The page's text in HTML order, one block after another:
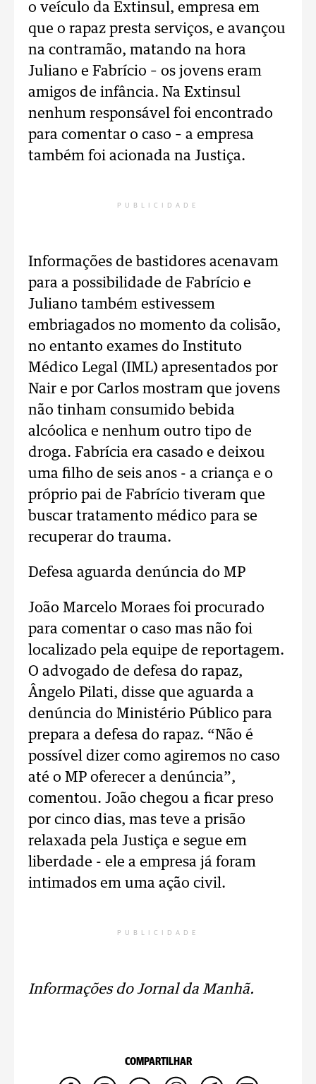
o veículo da Extinsul, empresa em
que o rapaz presta serviços, e avançou
na contramão, matando na hora
Juliano e Fabrício – os jovens eram
amigos de infância. Na Extinsul
nenhum responsável foi encontrado
para comentar o caso – a empresa
também foi acionada na Justiça.
PUBLICIDADE
Informações de bastidores acenavam
para a possibilidade de Fabrício e
Juliano também estivessem
embriagados no momento da colisão,
no entanto exames do Instituto
Médico Legal (IML) apresentados por
Nair e por Carlos mostram que jovens
não tinham consumido bebida
alcóolica e nenhum outro tipo de
droga. Fabrícia era casado e deixou
uma filho de seis anos - a criança e o
próprio pai de Fabrício tiveram que
buscar tratamento médico para se
recuperar do trauma.
Defesa aguarda denúncia do MP
João Marcelo Moraes foi procurado
para comentar o caso mas não foi
localizado pela equipe de reportagem.
O advogado de defesa do rapaz,
Ângelo Pilati, disse que aguarda a
denúncia do Ministério Público para
prepara a defesa do rapaz. “Não é
possível dizer como agiremos no caso
até o MP oferecer a denúncia”,
comentou. João chegou a ficar preso
por cinco dias, mas teve a prisão
relaxada pela Justiça e segue em
liberdade - ele a empresa já foram
intimados em uma ação civil.
PUBLICIDADE
Informações do Jornal da Manhã.
COMPARTILHAR